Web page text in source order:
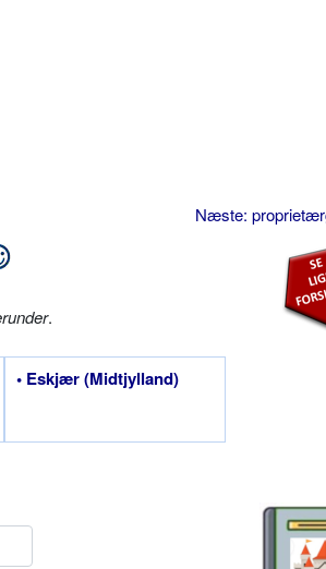
Næste:
.
• Eskjær (Midtjylland)